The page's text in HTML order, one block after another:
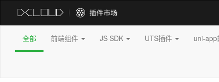
全部 前端组件 JS SDK UTS插件 uni-